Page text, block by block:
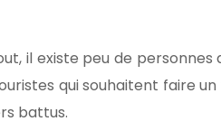
il existe peu de
qui souhaitent faire
battus.